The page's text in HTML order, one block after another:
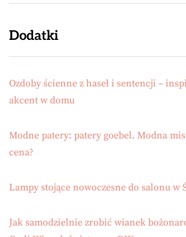
Dodatki
Ozdoby ścienne z haseł i sentencji –
akcent w domu
Modne patery: patery goebel. Modna
cena?
Lampy stojące nowoczesne do salonu w
Jak samodzielnie zrobić wianek